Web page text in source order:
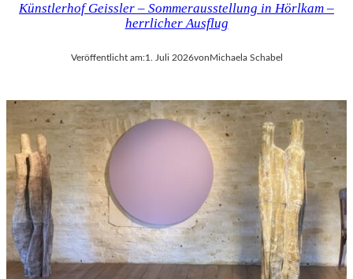
Künstlerhof Geissler – Sommerausstellung in Hörlkam –
herrlicher Ausflug
Veröffentlicht am:1. Juli 2026von Michaela Schabel